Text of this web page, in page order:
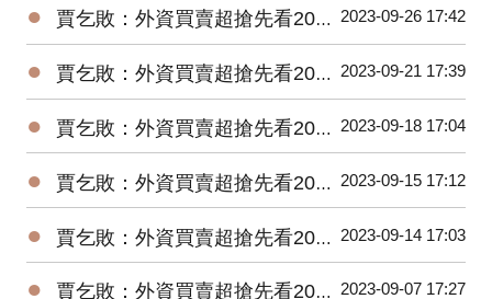
● 賈乞敗：外資買賣超搶先看20230926 2023-09-26 17:42
● 賈乞敗：外資買賣超搶先看20230921 2023-09-21 17:39
● 賈乞敗：外資買賣超搶先看20230918 2023-09-18 17:04
● 賈乞敗：外資買賣超搶先看20230915 2023-09-15 17:12
● 賈乞敗：外資買賣超搶先看20230914 2023-09-14 17:03
● 賈乞敗：外資買賣超搶先看20230907 2023-09-07 17:27